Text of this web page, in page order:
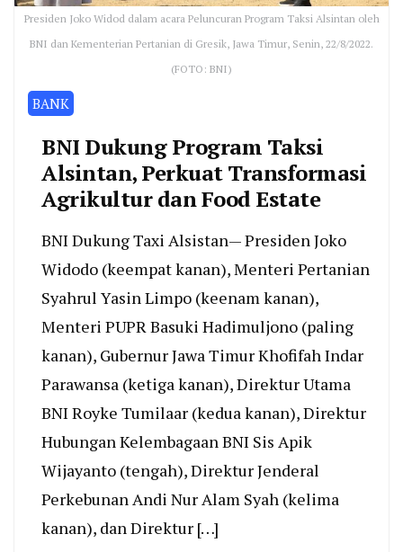
Presiden Joko Widod dalam acara Peluncuran Program Taksi Alsintan oleh
BNI dan Kementerian Pertanian di Gresik, Jawa Timur, Senin, 22/8/2022.
(FOTO: BNI)
BANK
BNI Dukung Program Taksi
Alsintan, Perkuat Transformasi
Agrikultur dan Food Estate
BNI Dukung Taxi Alsistan— Presiden Joko
Widodo (keempat kanan), Menteri Pertanian
Syahrul Yasin Limpo (keenam kanan),
Menteri PUPR Basuki Hadimuljono (paling
kanan), Gubernur Jawa Timur Khofifah Indar
Parawansa (ketiga kanan), Direktur Utama
BNI Royke Tumilaar (kedua kanan), Direktur
Hubungan Kelembagaan BNI Sis Apik
Wijayanto (tengah), Direktur Jenderal
Perkebunan Andi Nur Alam Syah (kelima
kanan), dan Direktur […]